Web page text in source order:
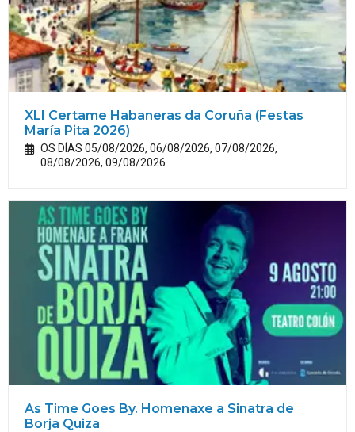
XLI Certame Habaneras da Coruña (Festas
María Pita 2026)
OS DÍAS 05/08/2026, 06/08/2026, 07/08/2026,
08/08/2026, 09/08/2026
As Time Goes By. Homenaxe a Sinatra de
Borja Quiza